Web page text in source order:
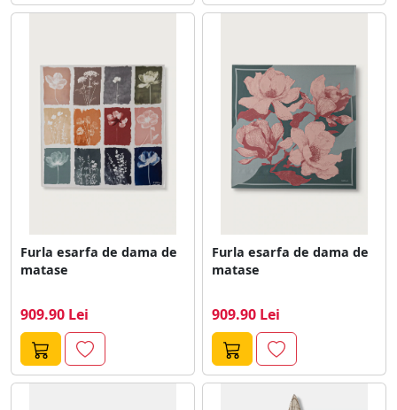
Furla esarfa de dama de
matase
909.90 Lei
Furla esarfa de dama de
matase
909.90 Lei